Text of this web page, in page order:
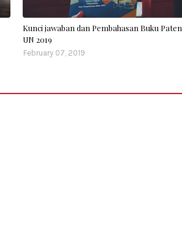
Kunci jawaban dan Pembahasan Buku Paten
UN 2019
February 07, 2019